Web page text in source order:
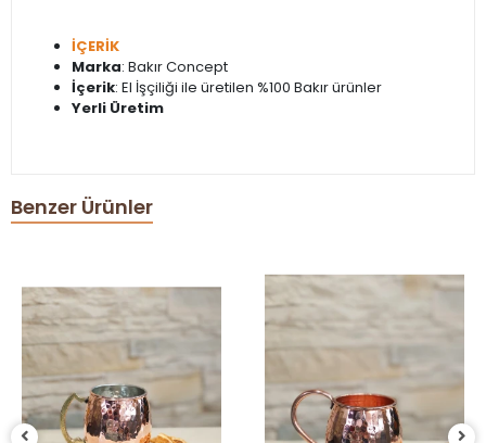
İÇERİK
Marka: Bakır Concept
İçerik: El İşçiliği ile üretilen %100 Bakır ürünler
Yerli Üretim
Benzer Ürünler